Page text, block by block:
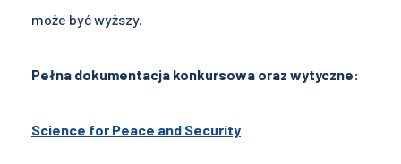
może być wyższy.
Pełna dokumentacja konkursowa oraz wytyczne:
Science for Peace and Security